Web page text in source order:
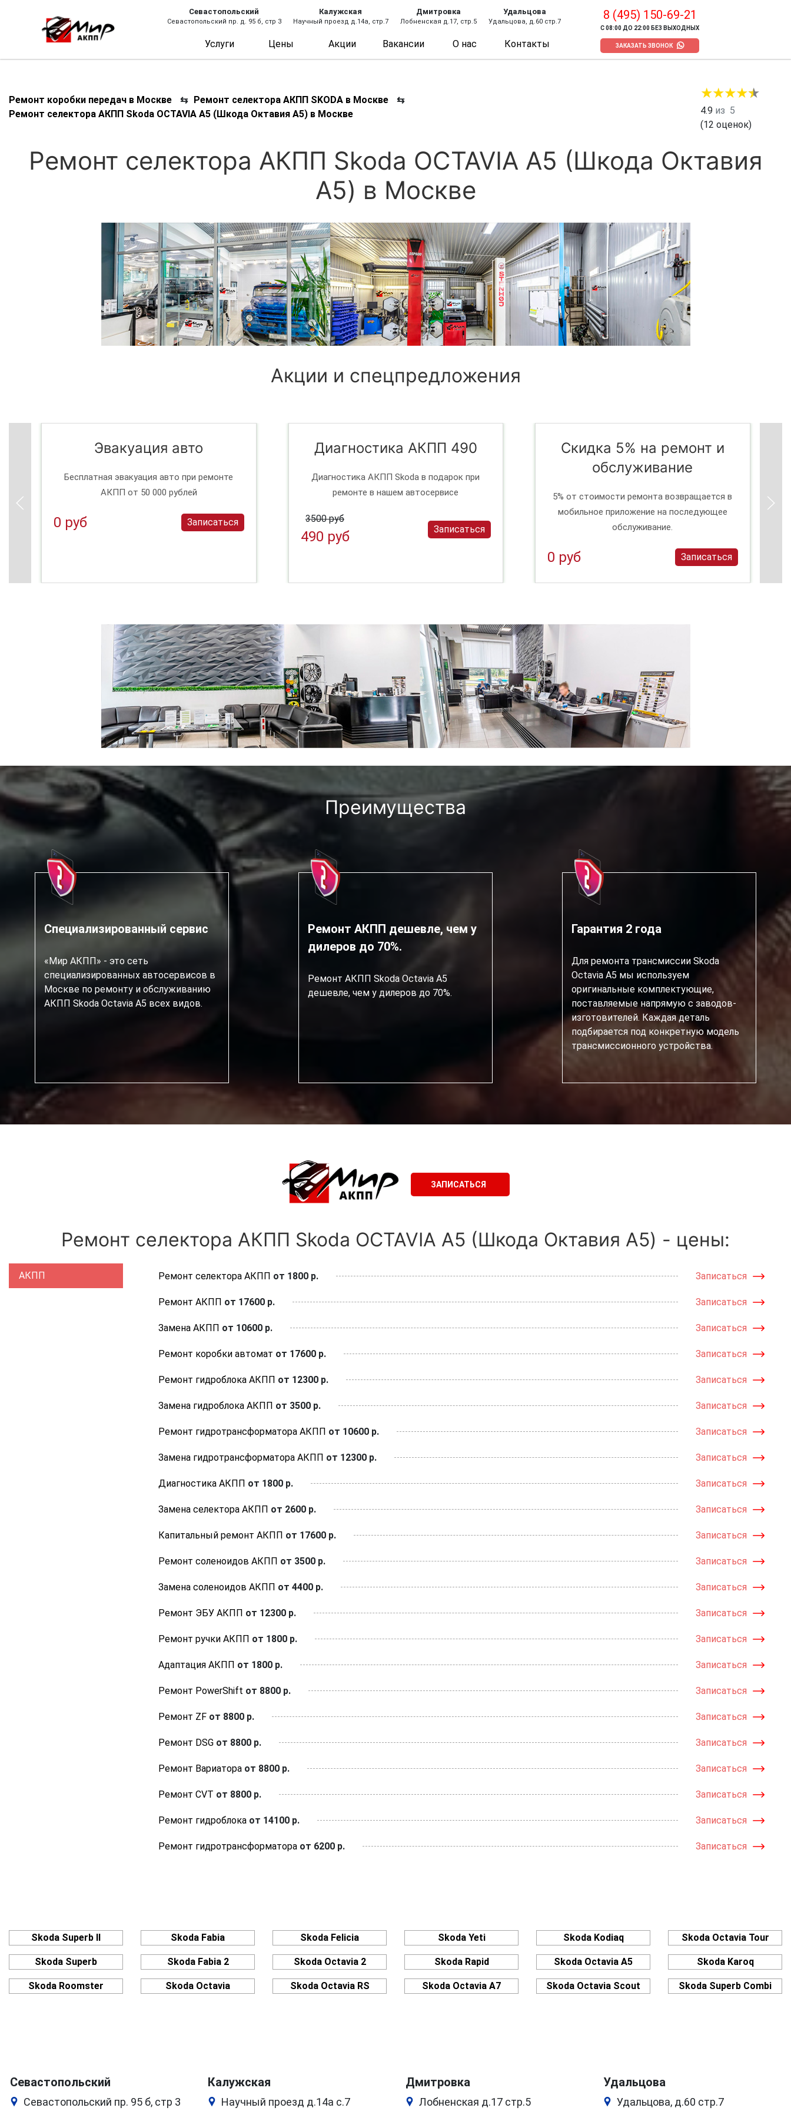
Севастопольский
Севастопольский пр. д. 95 б, стр 3
Калужская
Научный проезд д.14а, стр.7
Дмитровка
Лобненская д.17, стр.5
Удальцова
Удальцова, д.60 стр.7
Услуги Цены Акции Вакансии О нас Контакты
8 (495) 150-69-21
С 08:00 ДО 22:00 БЕЗ ВЫХОДНЫХ
ЗАКАЗАТЬ ЗВОНОК
Ремонт коробки передач в Москве ⇆ Ремонт селектора АКПП SKODA в Москве
⇆
Ремонт селектора АКПП Skoda OCTAVIA A5 (Шкода Октавия А5) в Москве
4.9 из 5
(12 оценок)
Ремонт селектора АКПП Skoda OCTAVIA A5 (Шкода Октавия
А5) в Москве
Акции и спецпредложения
Эвакуация авто
Бесплатная эвакуация авто при ремонте
АКПП от 50 000 рублей
0 руб Записаться
Диагностика АКПП 490
Диагностика АКПП Skoda в подарок при
ремонте в нашем автосервисе
3500 руб
490 руб Записаться
Скидка 5% на ремонт и
обслуживание
5% от стоимости ремонта возвращается в
мобильное приложение на последующее
обслуживание.
0 руб Записаться
Преимущества
Специализированный сервис
«Мир АКПП» - это сеть
специализированных автосервисов в
Москве по ремонту и обслуживанию
АКПП Skoda Octavia A5 всех видов.
Ремонт АКПП дешевле, чем у
дилеров до 70%.
Ремонт АКПП Skoda Octavia A5
дешевле, чем у дилеров до 70%.
Гарантия 2 года
Для ремонта трансмиссии Skoda
Octavia A5 мы используем
оригинальные комплектующие,
поставляемые напрямую с заводов-
изготовителей. Каждая деталь
подбирается под конкретную модель
трансмиссионного устройства.
ЗАПИСАТЬСЯ
Ремонт селектора АКПП Skoda OCTAVIA A5 (Шкода Октавия А5) - цены:
АКПП Ремонт селектора АКПП от 1800 р. Записаться
Ремонт АКПП от 17600 р. Записаться
Замена АКПП от 10600 р. Записаться
Ремонт коробки автомат от 17600 р. Записаться
Ремонт гидроблока АКПП от 12300 р. Записаться
Замена гидроблока АКПП от 3500 р. Записаться
Ремонт гидротрансформатора АКПП от 10600 р. Записаться
Замена гидротрансформатора АКПП от 12300 р. Записаться
Диагностика АКПП от 1800 р. Записаться
Замена селектора АКПП от 2600 р. Записаться
Капитальный ремонт АКПП от 17600 р. Записаться
Ремонт соленоидов АКПП от 3500 р. Записаться
Замена соленоидов АКПП от 4400 р. Записаться
Ремонт ЭБУ АКПП от 12300 р. Записаться
Ремонт ручки АКПП от 1800 р. Записаться
Адаптация АКПП от 1800 р. Записаться
Ремонт PowerShift от 8800 р. Записаться
Ремонт ZF от 8800 р. Записаться
Ремонт DSG от 8800 р. Записаться
Ремонт Вариатора от 8800 р. Записаться
Ремонт CVT от 8800 р. Записаться
Ремонт гидроблока от 14100 р. Записаться
Ремонт гидротрансформатора от 6200 р. Записаться
Skoda Superb II
Skoda Superb
Skoda Roomster
Skoda Fabia
Skoda Fabia 2
Skoda Octavia
Skoda Felicia
Skoda Octavia 2
Skoda Octavia RS
Skoda Yeti
Skoda Rapid
Skoda Octavia A7
Skoda Kodiaq
Skoda Octavia A5
Skoda Octavia Scout
Skoda Octavia Tour
Skoda Karoq
Skoda Superb Combi
Севастопольский
Севастопольский пр. 95 б, стр 3
Калужская
Научный проезд д.14а с.7
Дмитровка
Лобненская д.17 стр.5
Удальцова
Удальцова, д.60 стр.7